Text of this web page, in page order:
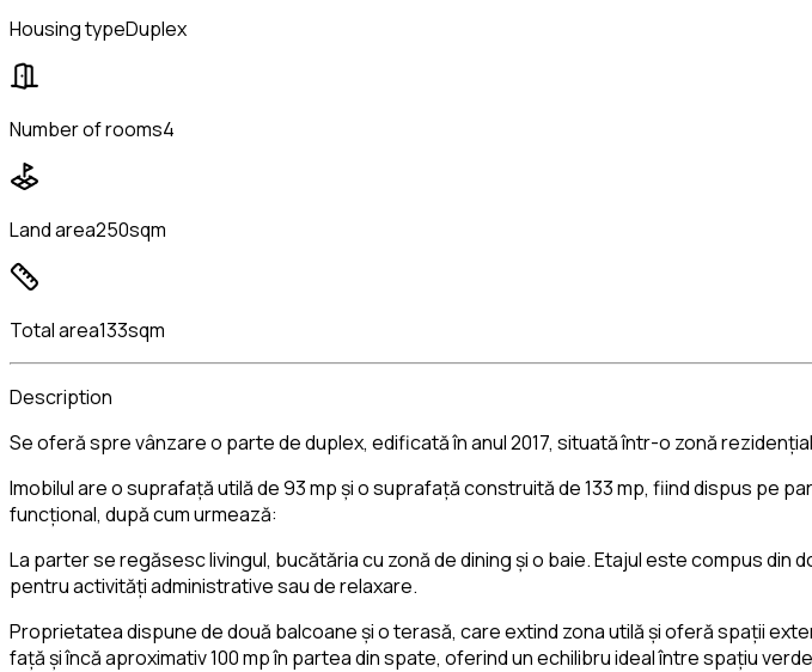
Housing typeDuplex
Number of rooms4
Land area250sqm
Total area133sqm
Description
Se oferă spre vânzare o parte de duplex, edificată în anul 2017, situată într-o zonă
Imobilul are o suprafață utilă de 93 mp și o suprafață construită de 133 mp, fiind dispus pe
funcțional, după cum urmează:
La parter se regăsesc livingul, bucătăria cu zonă de dining și o baie. Etajul este compus
pentru activități administrative sau de relaxare.
Proprietatea dispune de două balcoane și o terasă, care extind zona utilă și oferă spații
față și încă aproximativ 100 mp în partea din spate, oferind un echilibru ideal între spațiu